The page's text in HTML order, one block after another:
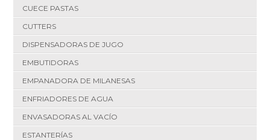
CUECE PASTAS
CUTTERS
DISPENSADORAS DE JUGO
EMBUTIDORAS
EMPANADORA DE MILANESAS
ENFRIADORES DE AGUA
ENVASADORAS AL VACÍO
ESTANTERÍAS